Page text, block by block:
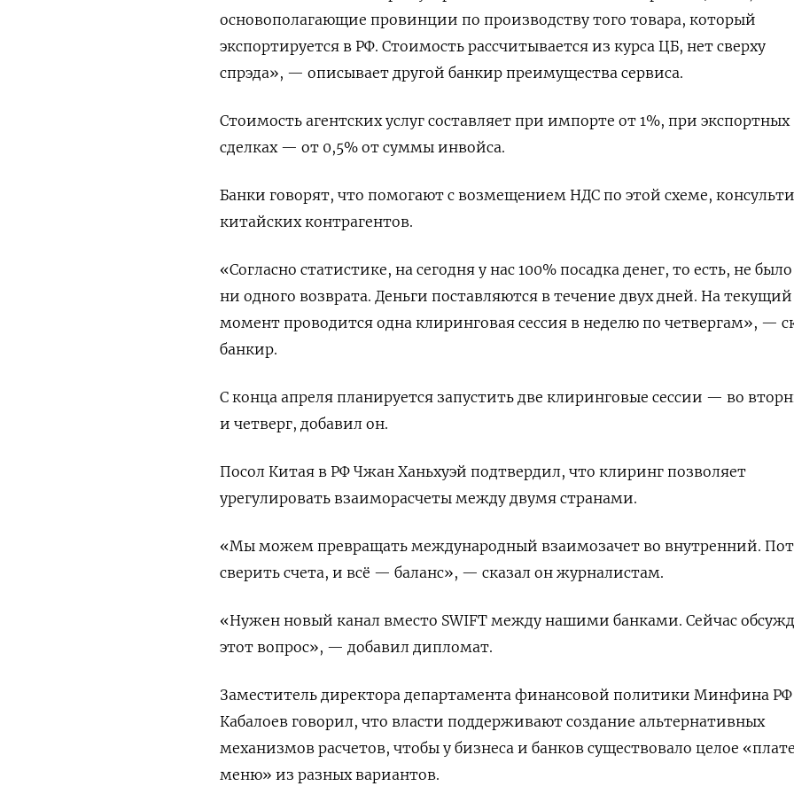
основополагающие провинции по производству того товара, который
экспортируется в РФ. Стоимость рассчитывается из курса ЦБ, нет сверху
спрэда», — описывает другой банкир преимущества сервиса.
Стоимость агентских услуг составляет при импорте от 1%, при экспортных
сделках — от 0,5% от суммы инвойса.
Банки говорят, что помогают с возмещением НДС по этой схеме,
китайских контрагентов.
«Согласно статистике, на сегодня у нас 100% посадка денег, то есть, не было
ни одного возврата. Деньги поставляются в течение двух дней. На текущий
момент проводится одна клиринговая сессия в неделю по четвергам», —
банкир.
С конца апреля планируется запустить две клиринговые сессии — во
и четверг, добавил он.
Посол Китая в РФ Чжан Ханьхуэй подтвердил, что клиринг позволяет
урегулировать взаиморасчеты между двумя странами.
«Мы можем превращать международный взаимозачет во внутренний.
сверить счета, и всё — баланс», — сказал он журналистам.
«Нужен новый канал вместо SWIFT между нашими банками. Сейчас
этот вопрос», — добавил дипломат.
Заместитель директора департамента финансовой политики Минфина
Кабалоев говорил, что власти поддерживают создание альтернативных
механизмов расчетов, чтобы у бизнеса и банков существовало целое
меню» из разных вариантов.